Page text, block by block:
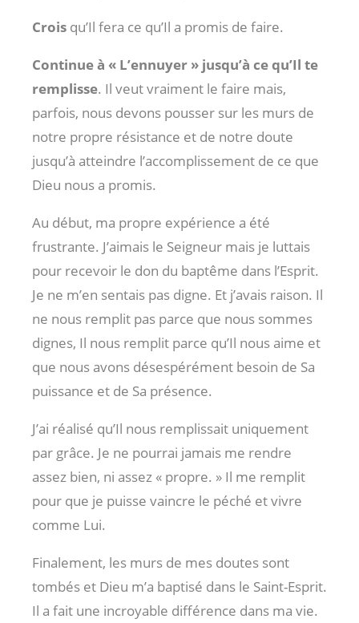
Crois qu’Il fera ce qu’Il a promis de faire.
Continue à « L’ennuyer » jusqu’à ce qu’Il te
remplisse. Il veut vraiment le faire mais,
parfois, nous devons pousser sur les murs de
notre propre résistance et de notre doute
jusqu’à atteindre l’accomplissement de ce que
Dieu nous a promis.
Au début, ma propre expérience a été
frustrante. J’aimais le Seigneur mais je luttais
pour recevoir le don du baptême dans l’Esprit.
Je ne m’en sentais pas digne. Et j’avais raison. Il
ne nous remplit pas parce que nous sommes
dignes, Il nous remplit parce qu’Il nous aime et
que nous avons désespérément besoin de Sa
puissance et de Sa présence.
J’ai réalisé qu’Il nous remplissait uniquement
par grâce. Je ne pourrai jamais me rendre
assez bien, ni assez « propre. » Il me remplit
pour que je puisse vaincre le péché et vivre
comme Lui.
Finalement, les murs de mes doutes sont
tombés et Dieu m’a baptisé dans le Saint-Esprit.
Il a fait une incroyable différence dans ma vie.